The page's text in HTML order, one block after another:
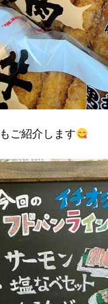
ご紹介します